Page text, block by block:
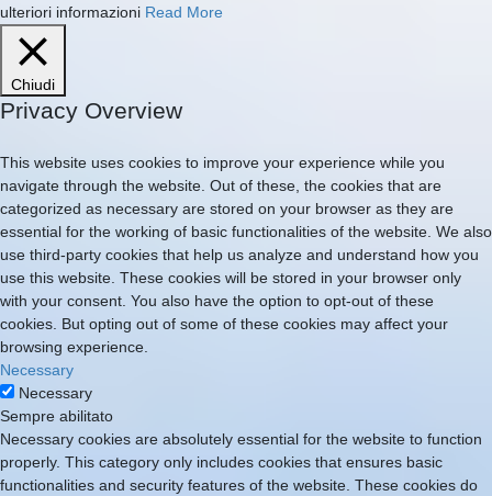
ulteriori informazioni Read More
Chiudi
Privacy Overview
This website uses cookies to improve your experience while you
navigate through the website. Out of these, the cookies that are
categorized as necessary are stored on your browser as they are
essential for the working of basic functionalities of the website. We also
use third-party cookies that help us analyze and understand how you
use this website. These cookies will be stored in your browser only
with your consent. You also have the option to opt-out of these
cookies. But opting out of some of these cookies may affect your
browsing experience.
Necessary
Necessary
Sempre abilitato
Necessary cookies are absolutely essential for the website to function
properly. This category only includes cookies that ensures basic
functionalities and security features of the website. These cookies do